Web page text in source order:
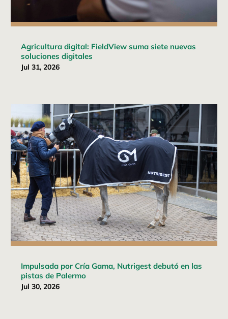
Agricultura digital: FieldView suma siete nuevas
soluciones digitales
Jul 31, 2026
Impulsada por Cría Gama, Nutrigest debutó en las
pistas de Palermo
Jul 30, 2026